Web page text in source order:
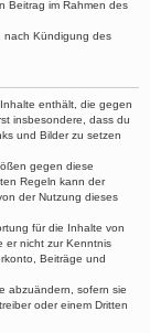
Beitrag im Rahmen des
nach Kündigung des
enthält, die gegen
insbesondere, dass du
und Bilder zu setzen
gegen diese
Regeln kann der
der Nutzung dieses
für die Inhalte von
er nicht zur Kenntnis
Beiträge und
abzuändern, sofern sie
oder einem Dritten